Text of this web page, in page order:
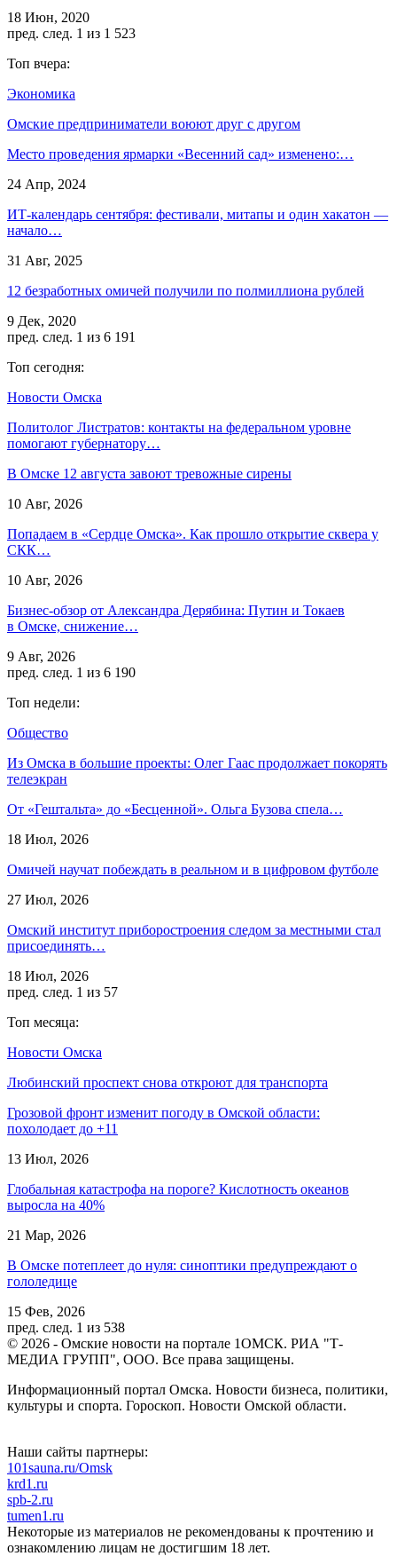
18 Июн, 2020
пред. след. 1 из 1 523
Топ вчера:
Экономика
Омские предприниматели воюют друг с другом
Место проведения ярмарки «Весенний сад» изменено:…
24 Апр, 2024
ИТ-календарь сентября: фестивали, митапы и один хакатон —
начало…
31 Авг, 2025
12 безработных омичей получили по полмиллиона рублей
9 Дек, 2020
пред. след. 1 из 6 191
Топ сегодня:
Новости Омска
Политолог Листратов: контакты на федеральном уровне
помогают губернатору…
В Омске 12 августа завоют тревожные сирены
10 Авг, 2026
Попадаем в «Сердце Омска». Как прошло открытие сквера у
СКК…
10 Авг, 2026
Бизнес-обзор от Александра Дерябина: Путин и Токаев
в Омске, снижение…
9 Авг, 2026
пред. след. 1 из 6 190
Топ недели:
Общество
Из Омска в большие проекты: Олег Гаас продолжает покорять
телеэкран
От «Гештальта» до «Бесценной». Ольга Бузова спела…
18 Июл, 2026
Омичей научат побеждать в реальном и в цифровом футболе
27 Июл, 2026
Омский институт приборостроения следом за местными стал
присоединять…
18 Июл, 2026
пред. след. 1 из 57
Топ месяца:
Новости Омска
Любинский проспект снова откроют для транспорта
Грозовой фронт изменит погоду в Омской области:
похолодает до +11
13 Июл, 2026
Глобальная катастрофа на пороге? Кислотность океанов
выросла на 40%
21 Мар, 2026
В Омске потеплеет до нуля: синоптики предупреждают о
гололедице
15 Фев, 2026
пред. след. 1 из 538
© 2026 - Омские новости на портале 1ОМСК. РИА "Т-
МЕДИА ГРУПП", ООО. Все права защищены.
Информационный портал Омска. Новости бизнеса, политики,
культуры и спорта. Гороскоп. Новости Омской области.
Наши сайты партнеры:
101sauna.ru/Omsk
krd1.ru
spb-2.ru
tumen1.ru
Некоторые из материалов не рекомендованы к прочтению и
ознакомлению лицам не достигшим 18 лет.